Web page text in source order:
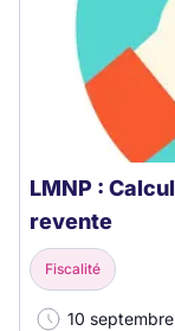
LMNP :
revente
Fiscalité
10